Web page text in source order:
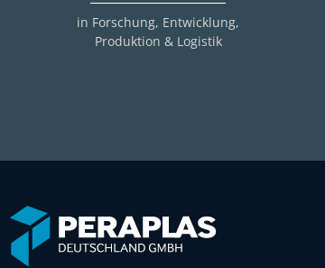
in Forschung, Entwicklung,
Produktion & Logistik